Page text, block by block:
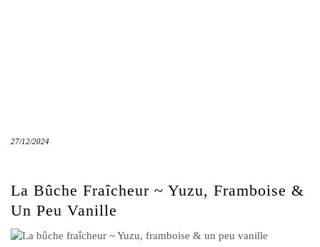
27/12/2024
La Bûche Fraîcheur ~ Yuzu, Framboise &
Un Peu Vanille